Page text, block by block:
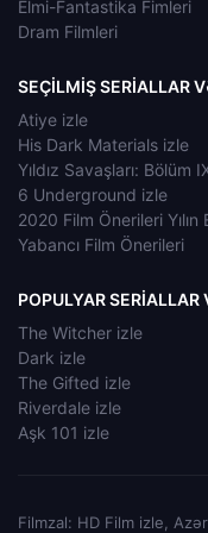
Elmi-Fantastika Fimleri
Dram Filmleri
SEÇILMIŞ SERIALLAR
Atiye izle
His Dark Materials izle
Yıldız Savaşları: Bölüm
6 Underground izle
2020 Film Önerileri Yılın
Yabancı Film Önerileri
POPULYAR
The Witcher izle
Dark izle
The Gifted izle
Riverdale izle
Aşk 101 izle
Filmzal: HD Film izle,